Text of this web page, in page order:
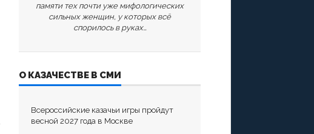
памяти тех почти уже мифологических
сильных женщин, у которых всё
спорилось в руках…
О КАЗАЧЕСТВЕ В СМИ
Всероссийские казачьи игры пройдут
весной 2027 года в Москве